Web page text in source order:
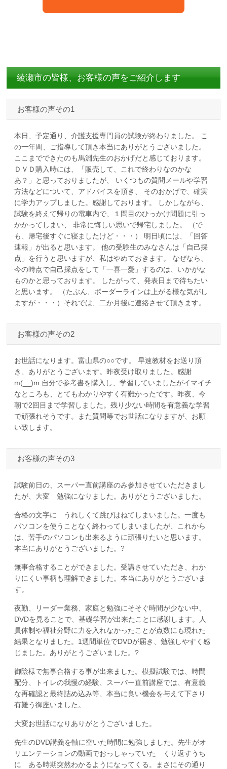
綾瀬市の皆様、お客様の声をご紹介します
お客様の声その1
本日、予定通り、介護支援専門員の試験が終わりました。 こ
の一年間、ご指導して頂き本当にありがとうございました。
ここまでできたのも馬淵先生のおかげだと感じております。
ＤＶＤ購入時には、「販売して、これで終わりなのかな
あ？」と思っておりましたが、 いくつもの質問メールや学習
方法などについて、アドバイスを頂き、 そのおかげで、確実
に学力アップしました。感謝しております。 しかしながら、
試験を終えて帰りの電車内で、１問目のひっかけ問題に引っ
かかってしまい、 非常に悔しい思いで帰宅しました。 （で
も、帰宅後すぐに寝ましたけど・・・） 明日頃には、「回答
速報」が出ると思います。 他の受験生のみなさんは「自己採
点」を行うと思いますが、私はやめておきます。 なぜなら、
今の時点で自己採点をして「一喜一憂」するのは、いかがな
ものかと思っております。 したがって、発表日まで待ちたい
と思います。 （たぶん、ボーダーラインは上がる様な気がし
ますが・・・）それでは、二か月後に連絡させて頂きます。
お客様の声その2
お世話になります。富山県の○○です。 早速教材をお送り頂
き、ありがとうございます。昨夜受け取りました。感謝
m(__)m 自分で参考書を購入し、学習していましたがイマイチ
なところも、とてもわかりやすく有難かったです。昨夜、今
朝で2回目まで学習しました。残り少ない時間を有意義な学習
で頑張れそうです。また質問等でお世話になりますが、お願
い致します。
お客様の声その3
試験前日の、スーパー直前講座のみ参加させていただきまし
たが、大変 勉強になりました。ありがとうございました。
合格の文字に うれしくて跳びはねてしまいました。一度も
パソコンを使うことなく終わってしまいましたが、これから
は、苦手のパソコンも出来るように頑張りたいと思います。
本当にありがとうございました。?
無事合格することができました。受講させていただき、わか
りにくい事柄も理解できました。本当にありがとうございま
す。
夜勤、リーダー業務、家庭と勉強にそそぐ時間が少ない中、
DVDを見ることで、基礎学習が出来たことに感謝します。人
員体制や福祉分野に力を入れなかったことが点数にも現れた
結果となりました。1週間単位でDVDが届き、勉強しやすく感
じました。ありがとうございました。?
御陰様で無事合格する事が出来ました。模擬試験では、時間
配分、トイレの我慢の経験、スーパー直前講座では、有意義
な再確認と最終詰め込み等、本当に良い機会を与えて下さり
有難う御座いました。
大変お世話になりありがとうございました。
先生のDVD講義を軸に空いた時間に勉強しました。先生がオ
リエンテーションの動画でおっしゃっていた くり返すうち
に ある時期突然わかるようになってくる。まさにその通り